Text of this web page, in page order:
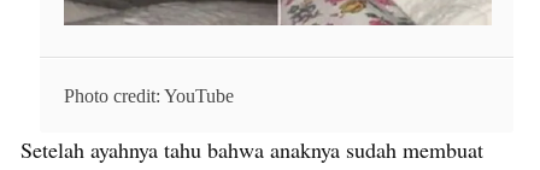
Photo credit: YouTube
Setelah ayahnya tahu bahwa anaknya sudah membuat